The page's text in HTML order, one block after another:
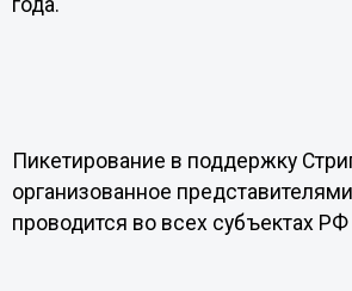
года.
Пикетирование в поддержку
организованное
проводится во всех субъектах РФ